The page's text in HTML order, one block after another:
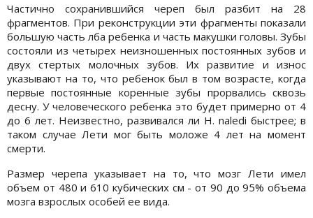
Частично сохранившийся череп был разбит на 28
фрагментов. При реконструкции эти фрагменты показали
большую часть лба ребенка и часть макушки головы. Зубы
состояли из четырех неизношенных постоянных зубов и
двух стертых молочных зубов. Их развитие и износ
указывают на то, что ребенок был в том возрасте, когда
первые постоянные коренные зубы прорвались сквозь
десну. У человеческого ребенка это будет примерно от 4
до 6 лет. Неизвестно, развивался ли H. naledi быстрее; в
таком случае Лети мог быть моложе 4 лет на момент
смерти.
Размер черепа указывает на то, что мозг Лети имел
объем от 480 и 610 кубических см - от 90 до 95% объема
мозга взрослых особей ее вида.